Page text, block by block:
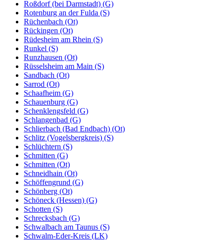
Roßdorf (bei Darmstadt) (G)
Rotenburg an der Fulda (S)
Rüchenbach (Ot)
Rückingen (Ot)
Rüdesheim am Rhein (S)
Runkel (S)
Runzhausen (Ot)
Rüsselsheim am Main (S)
Sandbach (Ot)
Sarrod (Ot)
Schaafheim (G)
Schauenburg (G)
Schenklengsfeld (G)
Schlangenbad (G)
Schlierbach (Bad Endbach) (Ot)
Schlitz (Vogelsbergkreis) (S)
Schlüchtern (S)
Schmitten (G)
Schmitten (Ot)
Schneidhain (Ot)
Schöffengrund (G)
Schönberg (Ot)
Schöneck (Hessen) (G)
Schotten (S)
Schrecksbach (G)
Schwalbach am Taunus (S)
Schwalm-Eder-Kreis (LK)